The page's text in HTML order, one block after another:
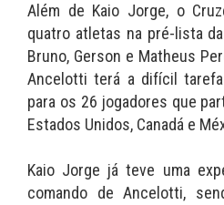
Além de Kaio Jorge, o
quatro atletas na pré-lista
Bruno, Gerson e Matheus
Ancelotti terá a difícil
para os 26 jogadores que
Estados Unidos, Canadá e
Kaio Jorge já teve uma
comando de Ancelotti,